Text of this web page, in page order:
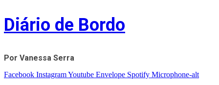
Skip
to
content
Diário de Bordo
Por Vanessa Serra
Facebook InstagramYoutube Envelope Spotify Microphone-alt